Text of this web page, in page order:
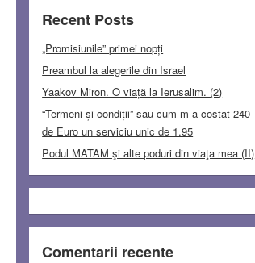
Recent Posts
„Promisiunile” primei nopți
Preambul la alegerile din Israel
Yaakov Miron. O viață la Ierusalim. (2)
“Termeni și condiții” sau cum m-a costat 240
de Euro un serviciu unic de 1.95
Podul MATAM şi alte poduri din viaţa mea (II)
Comentarii recente